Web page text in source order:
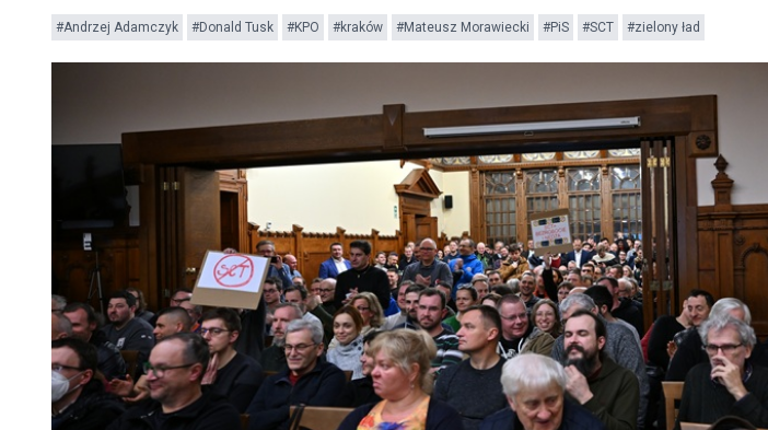
#Andrzej Adamczyk #Donald Tusk #KPO #kraków #Mateusz Morawiecki #PiS #SCT #zielony ład